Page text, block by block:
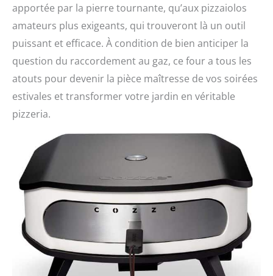
apportée par la pierre tournante, qu’aux pizzaiolos
amateurs plus exigeants, qui trouveront là un outil
puissant et efficace. À condition de bien anticiper la
question du raccordement au gaz, ce four a tous les
atouts pour devenir la pièce maîtresse de vos soirées
estivales et transformer votre jardin en véritable
pizzeria.